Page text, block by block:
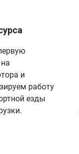
и
работу
езды